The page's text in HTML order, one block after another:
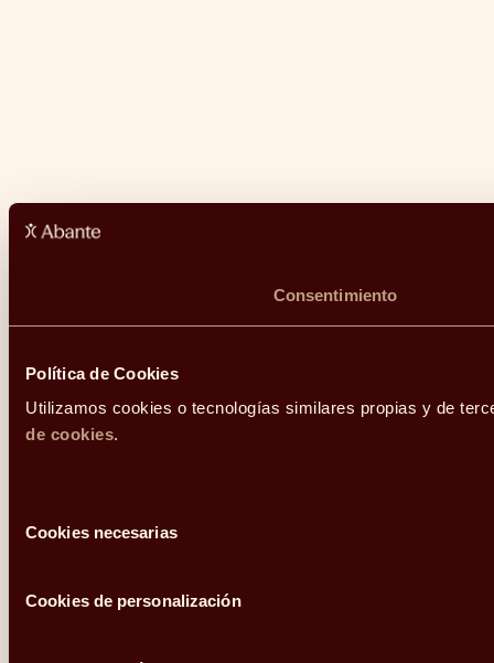
Consentimiento
Política de Cookies
Utilizamos cookies o tecnologías similares propias y de
de cookies.
deCookies necesarias
Cookies de personalización